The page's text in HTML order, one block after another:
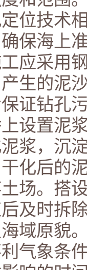
位技术
保海上
应采用
生的泥
证钻孔
设置泥
浆，沉
化后的
场。搭
及时拆
域原貌
气象条